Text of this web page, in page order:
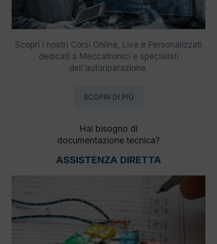
Scopri i nostri Corsi Online, Live e Personalizzati
dedicati a Meccatronici e specialisti
dell'autoriparazione.
SCOPRI DI PIÙ
Hai bisogno di
documentazione tecnica?
ASSISTENZA DIRETTA